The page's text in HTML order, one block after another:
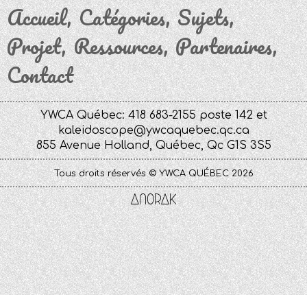
Accueil Catégories Sujets
Projet Ressources Partenaires
Contact
YWCA Québec: 418 683-2155 poste 142 et
kaleidoscope@ywcaquebec.qc.ca
855 Avenue Holland, Québec, Qc G1S 3S5
Tous droits réservés © YWCA QUÉBEC 2026
Anorak
Studio